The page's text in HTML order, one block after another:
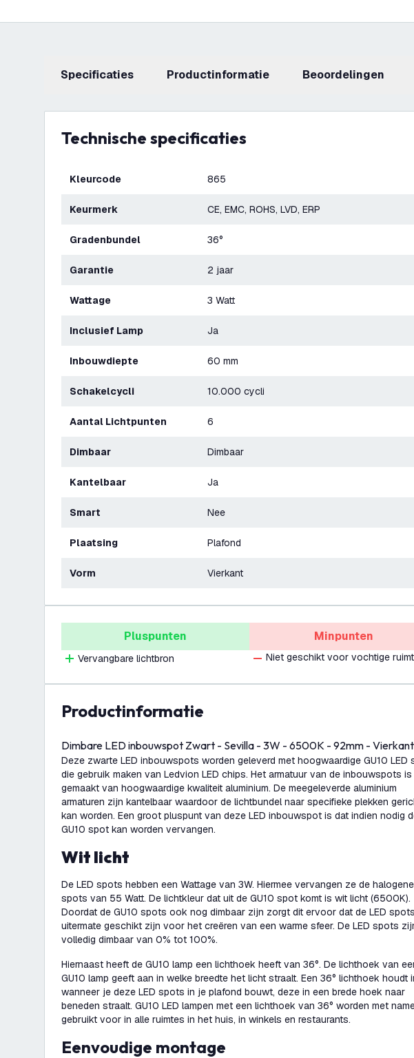
Specificaties productinformatie beoordelingen
Technische specificaties
Kleurcode 865
Keurmerk CE, EMC, ROHS, LVD, ERP
Gradenbundel 36°
Garantie 2 jaar
Wattage 3 Watt
Inclusief Lamp Ja
Inbouwdiepte 60 mm
Schakelcycli 10.000 cycli
Aantal Lichtpunten 6
Dimbaar Dimbaar
Kantelbaar Ja
Smart Nee
Plaatsing Plafond
Vorm Vierkant
Pluspunten
Vervangbare lichtbron
Minpunten
Niet geschikt voor vochtige
productinformatie
Dimbare LED inbouwspot Zwart - Sevilla - 3W - 6500K - 92mm - Vierkant
Deze zwarte LED inbouwspots worden geleverd met hoogwaardige GU10 LED
die gebruik maken van Ledvion LED chips. Het armatuur van de inbouwspots is
gemaakt van hoogwaardige kwaliteit aluminium. De meegeleverde aluminium
armaturen zijn kantelbaar waardoor de lichtbundel naar specifieke plekken
kan worden. Een groot pluspunt van deze LED inbouwspot is dat indien nodig
GU10 spot kan worden vervangen.
Wit licht
De LED spots hebben een Wattage van 3W. Hiermee vervangen ze de
spots van 55 Watt. De lichtkleur dat uit de GU10 spot komt is wit licht (6500K).
Doordat de GU10 spots ook nog dimbaar zijn zorgt dit ervoor dat de LED spots
uitermate geschikt zijn voor het creëren van een warme sfeer. De LED spots
volledig dimbaar van 0% tot 100%.
Hiernaast heeft de GU10 lamp een lichthoek heeft van 36°. De lichthoek van
GU10 lamp geeft aan in welke breedte het licht straalt. Een 36° lichthoek houdt
wanneer je deze LED spots in je plafond bouwt, deze in een brede hoek naar
beneden straalt. GU10 LED lampen met een lichthoek van 36° worden met
gebruikt voor in alle ruimtes in het huis, in winkels en restaurants.
Eenvoudige montage